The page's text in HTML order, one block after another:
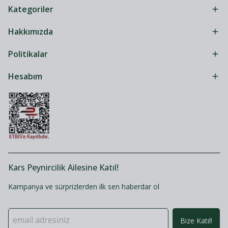
Kategoriler
Hakkımızda
Politikalar
Hesabım
Kars Peynircilik Ailesine Katıl!
Kampanya ve sürprizlerden ilk sen haberdar ol
Bize Katıl!